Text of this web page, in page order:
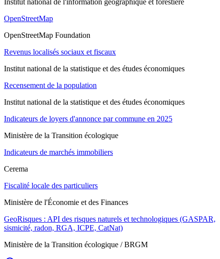
Institut national de l'information géographique et forestière
OpenStreetMap
OpenStreetMap Foundation
Revenus localisés sociaux et fiscaux
Institut national de la statistique et des études économiques
Recensement de la population
Institut national de la statistique et des études économiques
Indicateurs de loyers d'annonce par commune en 2025
Ministère de la Transition écologique
Indicateurs de marchés immobiliers
Cerema
Fiscalité locale des particuliers
Ministère de l'Économie et des Finances
GeoRisques : API des risques naturels et technologiques (GASPAR,
sismicité, radon, RGA, ICPE, CatNat)
Ministère de la Transition écologique / BRGM